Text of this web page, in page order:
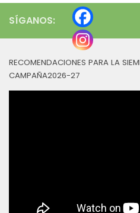
SÍGANOS:
RECOMENDACIONES PARA LA
CAMPAÑA2026-27